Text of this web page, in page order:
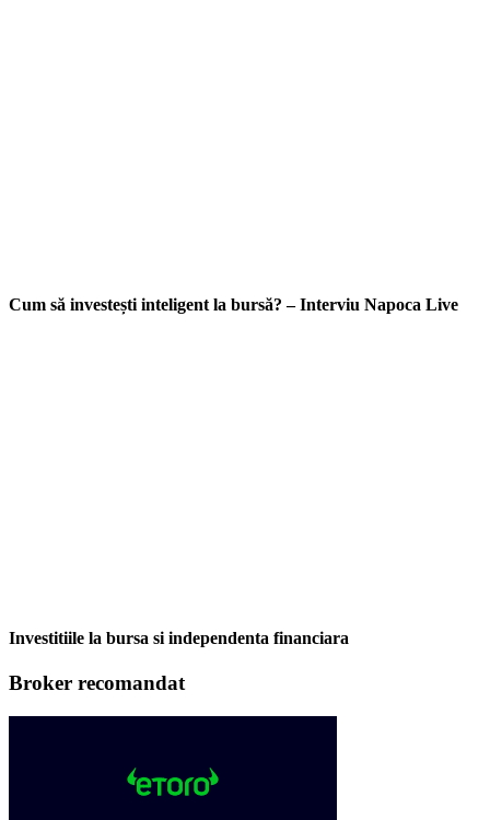
Cum să investești inteligent la bursă? – Interviu Napoca Live
Investitiile la bursa si independenta financiara
Broker recomandat